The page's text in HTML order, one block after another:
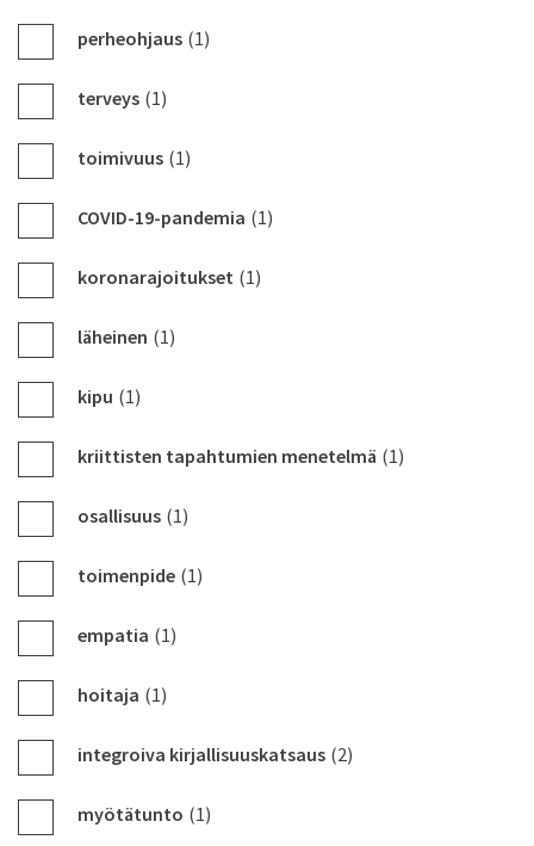
perheohjaus (1)
terveys (1)
toimivuus (1)
COVID-19-pandemia (1)
koronarajoitukset (1)
läheinen (1)
kipu (1)
kriittisten tapahtumien menetelmä (1)
osallisuus (1)
toimenpide (1)
empatia (1)
hoitaja (1)
integroiva kirjallisuuskatsaus (2)
myötätunto (1)